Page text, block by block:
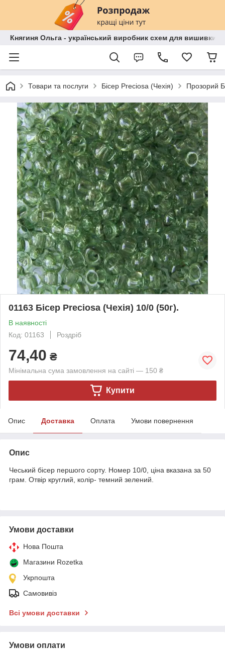
Княгиня Ольга - український виробник схем для вишивки
Товари та послуги Бісер Preciosa (Чехія) Прозорий
01163 Бісер Preciosa (Чехія) 10/0 (50г).
В наявності
Код: 01163
Роздріб
74,40 ₴
Мінімальна сума замовлення на сайті — 150 ₴
Купити
Опис Доставка Оплата Умови повернення
Опис
Чеський бісер першого сорту. Номер 10/0, ціна вказана за 50
грам. Отвір круглий, колір- темний зелений.
Умови доставки
Нова Пошта
Магазини Rozetka
Укрпошта
Самовивіз
Всі умови доставки
Умови оплати